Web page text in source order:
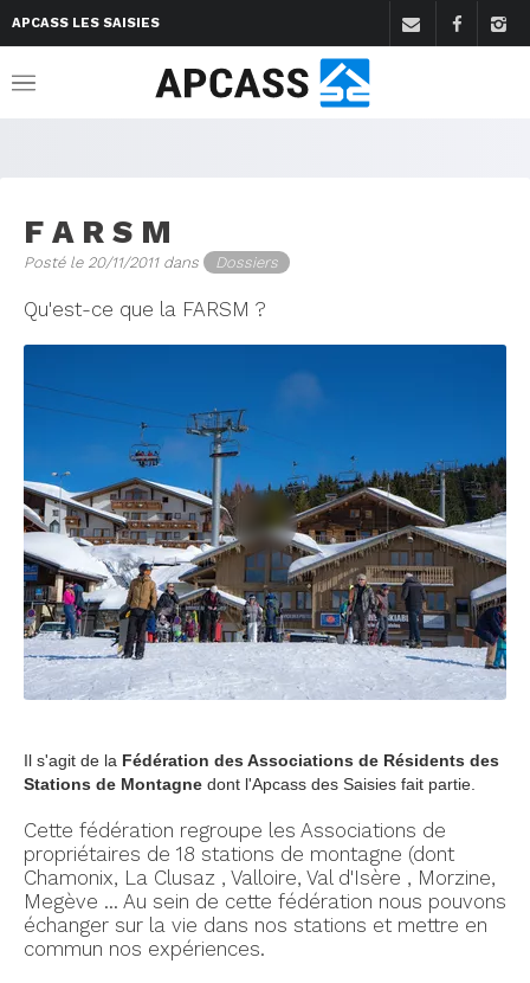
APCASS LES SAISIES
F A R S M
Posté le 20/11/2011 dans Dossiers
Qu'est-ce que la FARSM ?
Il s'agit de la Fédération des Associations de Résidents des
Stations de Montagne dont l'Apcass des Saisies fait partie.
Cette fédération regroupe les Associations de
propriétaires de 18 stations de montagne (dont
Chamonix, La Clusaz , Valloire, Val d'Isère , Morzine,
Megève ... Au sein de cette fédération nous pouvons
échanger sur la vie dans nos stations et mettre en
commun nos expériences.